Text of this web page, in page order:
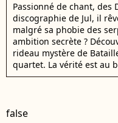
Passionné de chant, des
discographie de Jul, il
malgré sa phobie des
ambition secrète ?
rideau mystère de
quartet. La vérité est au
false